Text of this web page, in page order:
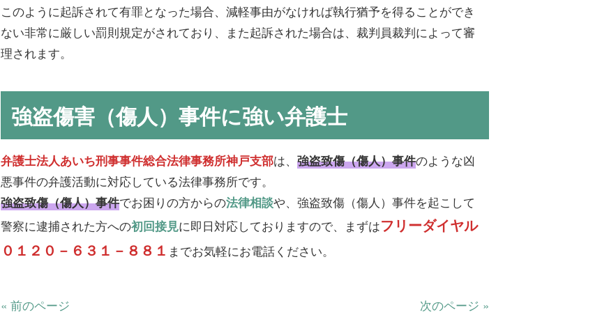
このように起訴されて有罪となった場合、減軽事由がなければ執行猶予を得ることができ
ない非常に厳しい罰則規定がされており、また起訴された場合は、裁判員裁判によって審
理されます。
強盗傷害（傷人）事件に強い弁護士
弁護士法人あいち刑事事件総合法律事務所神戸支部は、 強盗致傷（傷人）事件のような凶
悪事件の弁護活動に対応している法律事務所です。
強盗致傷（傷人）事件でお困りの方からの法律相談や、強盗致傷（傷人）事件を起こして
警察に逮捕された方への初回接見に即日対応しておりますので、まずはフリーダイヤル
０１２０－６３１－８８１ までお気軽にお電話ください。
« 前のページ 次のページ »